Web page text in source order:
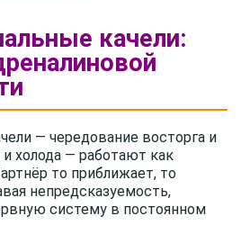
качели:
— чередование восторга и
холода — работают как
то приближает, то
непредсказуемость,
систему в постоянном